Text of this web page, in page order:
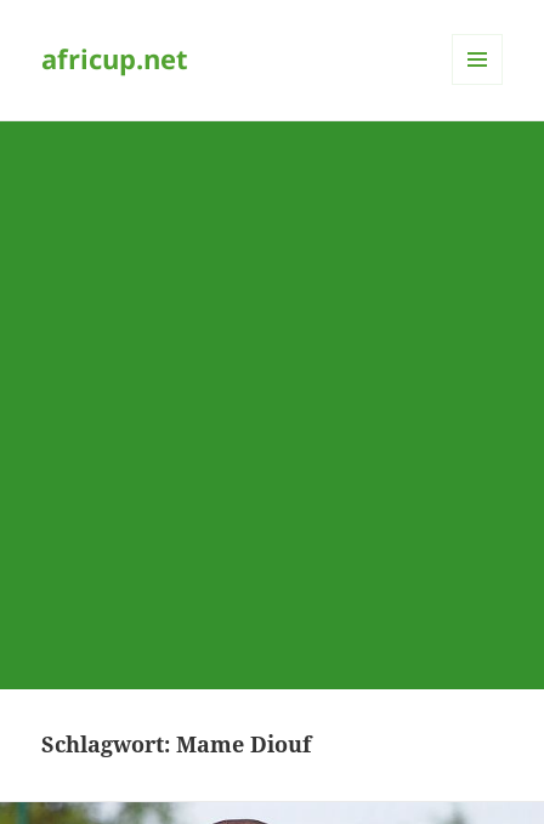
africup.net
Schlagwort:Mame Diouf